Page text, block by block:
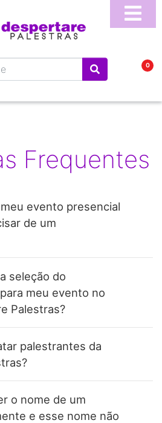
0
Frequentes
evento presencial
de um
seleção do
meu evento no
Palestras?
palestrantes da
o nome de um
e esse nome não